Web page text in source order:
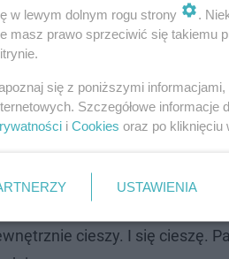
racji miałem w wyborze
- Mówiłem, że będzie
kojarzyła mi się Ameryka
Ameryki Południowej -
się, że poczułem to dobrze.
ale jak się coś
cieszy. I się cieszę.
w lewym dolnym rogu strony
.
masz prawo sprzeciwić się takiemu
się z poniższymi
Szczegółowe
i Cookies oraz po kliknięciu
USTAWIENIA